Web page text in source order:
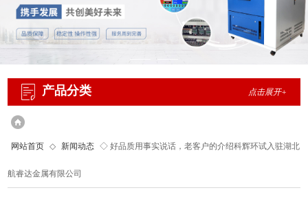
产品分类 点击展开+
网站首页 ◇ 新闻动态 ◇ 好品质用事实说话，老客户的介绍科辉环试入驻湖北
航睿达金属有限公司